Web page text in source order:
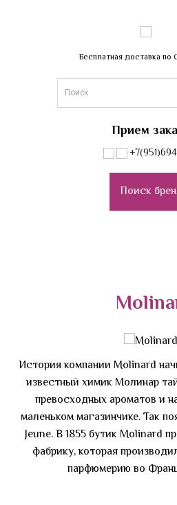
Бесплатная доставка по
Прием
Поиск
История компании Molinard
известный химик Молинар
превосходных ароматов и
маленьком магазинчике. Так
Jeune. В 1855 бутик Molinard
фабрику, которая
парфюмерию во